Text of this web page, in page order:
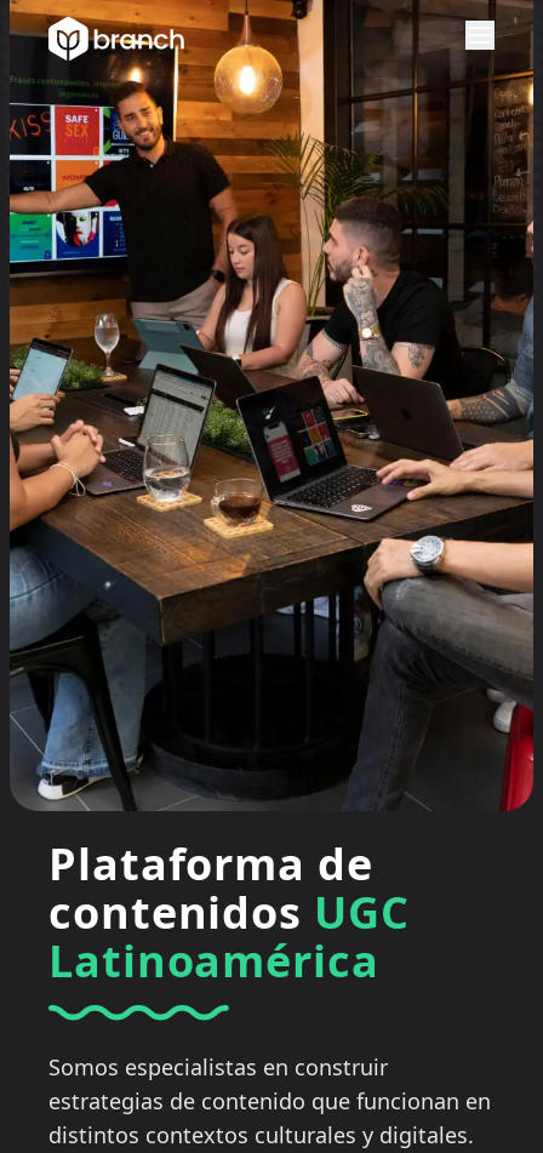
Plataforma de
contenidos UGC
Latinoamérica
Somos especialistas en construir
estrategias de contenido que funcionan en
distintos contextos culturales y digitales.